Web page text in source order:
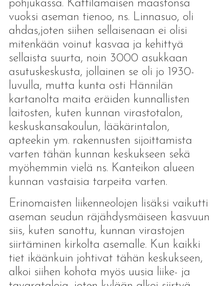
pohjukassa. Kattilamaisen maastonsa
vuoksi aseman tienoo, ns. Linnasuo, oli
ahdas,joten siihen sellaisenaan ei olisi
mitenkään voinut kasvaa ja kehittyä
sellaista suurta, noin 3000 asukkaan
asutuskeskusta, jollainen se oli jo 1930-
luvulla, mutta kunta osti Hännilän
kartanolta maita eräiden kunnallisten
laitosten, kuten kunnan virastotalon,
keskuskansakoulun, lääkärintalon,
apteekin ym. rakennusten sijoittamista
varten tähän kunnan keskukseen sekä
myöhemmin vielä ns. Kanteikon alueen
kunnan vastaisia tarpeita varten.
Erinomaisten liikenneolojen lisäksi vaikutti
aseman seudun räjähdysmäiseen kasvuun
siis, kuten sanottu, kunnan virastojen
siirtäminen kirkolta asemalle. Kun kaikki
tiet ikäänkuin johtivat tähän keskukseen,
alkoi siihen kohota myös uusia liike- ja